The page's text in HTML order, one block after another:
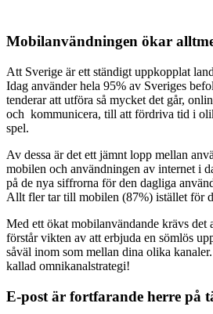
Mobilanvändningen ökar
Att Sverige är ett ständigt uppkopplat
Idag använder hela 95% av Sveriges
tenderar att utföra så mycket det går,
och kommunicera, till att fördriva tid i
spel.
Av dessa är det ett jämnt lopp mellan
mobilen och användningen av internet i
på de nya siffrorna för den dagliga
Allt fler tar till mobilen (87%) istället för
Med ett ökat mobilanvändande krävs det
förstår vikten av att erbjuda en sömlös
såväl inom som mellan dina olika
kallad omnikanalstrategi!
E-post är fortfarande herre på